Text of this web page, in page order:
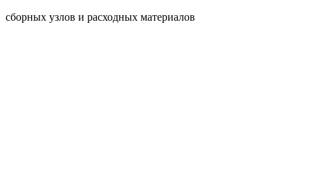
сборных узлов и расходных материалов